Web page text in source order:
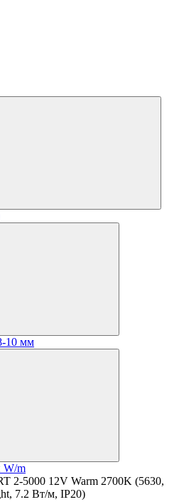
10 мм
W/m
2-5000 12V Warm 2700K (5630,
7.2 Вт/м, IP20)